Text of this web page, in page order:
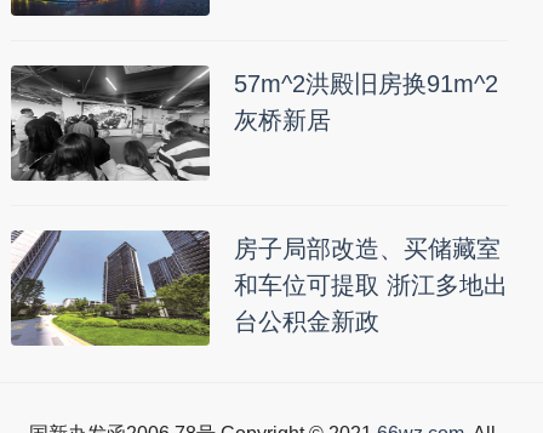
57m^2洪殿旧房换91m^2
灰桥新居
房子局部改造、买储藏室
和车位可提取 浙江多地出
台公积金新政